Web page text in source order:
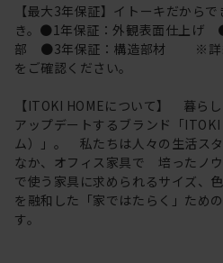
【最大3年保証】イトーキだから
き。●1年保証：外観表面仕上げ
部 ●3年保証：構造部材 ※詳細
をご確認ください。
【ITOKI HOMEについて】 暮ら
アップデートするブランド「
ム）」。 私たちは人々の生活ス
なか、オフィス家具で 培ったノ
で使う家具に求められるサイズ、
を融和した「家ではたらく」ため
す。